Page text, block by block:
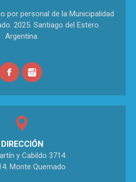
por personal de la Municipalidad
2025. Santiago del Estero.
Argentina.
DIRECCIÓN
y Cabildo 3714
Monte Quemado